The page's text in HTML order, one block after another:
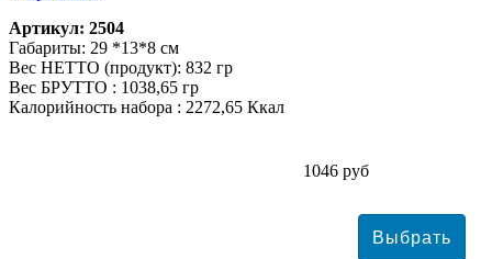
Артикул: 2504
Габариты: 29 *13*8 см
Вес НЕТТО (продукт): 832 гр
Вес БРУТТО : 1038,65 гр
Калорийность набора : 2272,65 Ккал
1046 руб